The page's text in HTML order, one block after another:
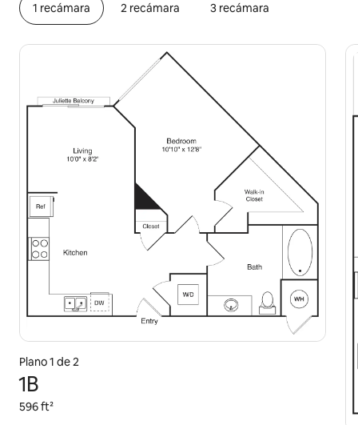
1 recámara 2 recámara 3 recámara
Plano 1 de 2
1B
596 ft²